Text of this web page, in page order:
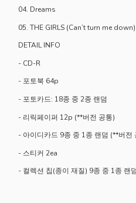
04. Dreams
05. THE GIRLS (Can’t turn me
DETAIL INFO
- CD-R
- 포토북 64p
- 포토카드: 18종 중 2종 랜덤
- 리릭페이퍼 12p (**버전 공통)
- 아이디카드 9종 중 1종 랜덤 (**버전
- 스티커 2ea
- 컬렉션 칩(종이 재질) 9종 중 1종 랜